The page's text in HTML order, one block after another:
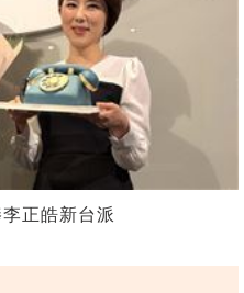
正皓新台派